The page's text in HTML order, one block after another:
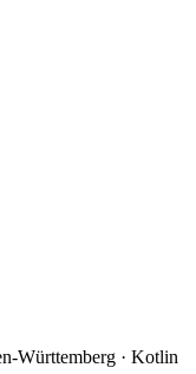
Württemberg · Kotlin